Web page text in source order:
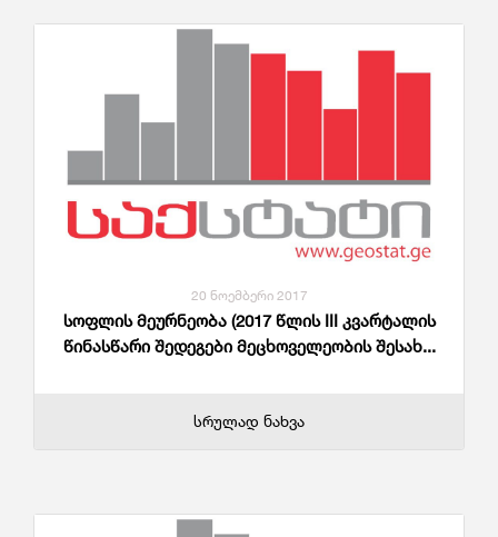
20 ნოემბერი 2017
სოფლის მეურნეობა (2017 წლის III კვარტალის
წინასწარი შედეგები მეცხოველეობის შესახ...
სრულად ნახვა